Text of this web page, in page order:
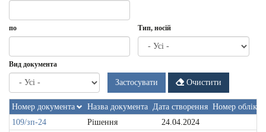
Дата
Дата
надходження
-
з
по
Дата
по
Тип, носій
Вид документа
Застосувати Очистити
Номер документа Назва документа Дата створення Номер
109/зп-24
Рішення
24.04.2024